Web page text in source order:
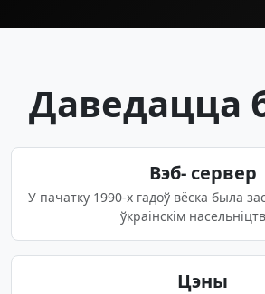
Даведацца
Вэб- сервер
У пачатку 1990-х гадоў вёска была
ўкраінскім
Цэны